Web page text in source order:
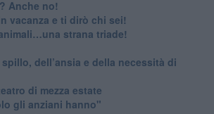
Anche no!
vacanza e ti dirò chi sei!
strana triade!
dell’ansia e della necessità di
di mezza estate
gli anziani hanno"